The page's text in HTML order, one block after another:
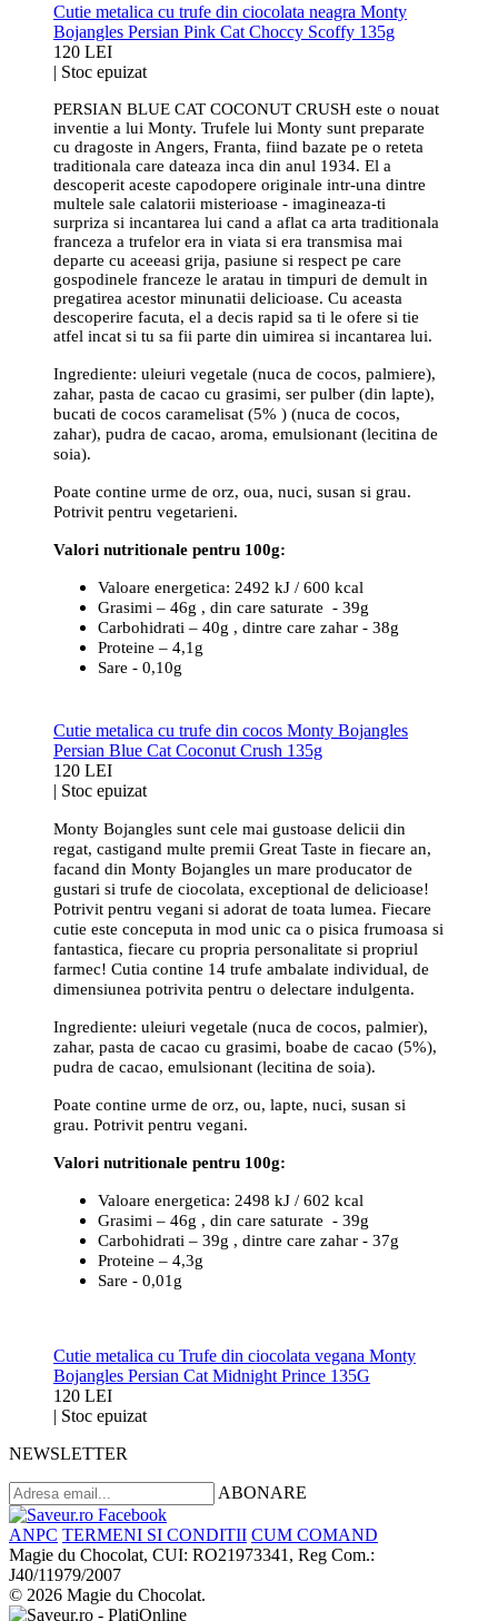
Cutie metalica cu trufe din ciocolata neagra Monty
Bojangles Persian Pink Cat Choccy Scoffy 135g
120 LEI
| Stoc epuizat
PERSIAN BLUE CAT COCONUT CRUSH este o nouat
inventie a lui Monty. Trufele lui Monty sunt preparate
cu dragoste in Angers, Franta, fiind bazate pe o reteta
traditionala care dateaza inca din anul 1934. El a
descoperit aceste capodopere originale intr-una dintre
multele sale calatorii misterioase - imagineaza-ti
surpriza si incantarea lui cand a aflat ca arta traditionala
franceza a trufelor era in viata si era transmisa mai
departe cu aceeasi grija, pasiune si respect pe care
gospodinele franceze le aratau in timpuri de demult in
pregatirea acestor minunatii delicioase. Cu aceasta
descoperire facuta, el a decis rapid sa ti le ofere si tie
atfel incat si tu sa fii parte din uimirea si incantarea lui.
Ingrediente: uleiuri vegetale (nuca de cocos, palmiere),
zahar, pasta de cacao cu grasimi, ser pulber (din lapte),
bucati de cocos caramelisat (5% ) (nuca de cocos,
zahar), pudra de cacao, aroma, emulsionant (lecitina de
soia).
Poate contine urme de orz, oua, nuci, susan si grau.
Potrivit pentru vegetarieni.
Valori nutritionale pentru 100g:
Valoare energetica: 2492 kJ / 600 kcal
Grasimi – 46g , din care saturate - 39g
Carbohidrati – 40g , dintre care zahar - 38g
Proteine – 4,1g
Sare - 0,10g
Cutie metalica cu trufe din cocos Monty Bojangles
Persian Blue Cat Coconut Crush 135g
120 LEI
| Stoc epuizat
Monty Bojangles sunt cele mai gustoase delicii din
regat, castigand multe premii Great Taste in fiecare an,
facand din Monty Bojangles un mare producator de
gustari si trufe de ciocolata, exceptional de delicioase!
Potrivit pentru vegani si adorat de toata lumea. Fiecare
cutie este conceputa in mod unic ca o pisica frumoasa si
fantastica, fiecare cu propria personalitate si propriul
farmec! Cutia contine 14 trufe ambalate individual, de
dimensiunea potrivita pentru o delectare indulgenta.
Ingrediente: uleiuri vegetale (nuca de cocos, palmier),
zahar, pasta de cacao cu grasimi, boabe de cacao (5%),
pudra de cacao, emulsionant (lecitina de soia).
Poate contine urme de orz, ou, lapte, nuci, susan si
grau. Potrivit pentru vegani.
Valori nutritionale pentru 100g:
Valoare energetica: 2498 kJ / 602 kcal
Grasimi – 46g , din care saturate - 39g
Carbohidrati – 39g , dintre care zahar - 37g
Proteine – 4,3g
Sare - 0,01g
Cutie metalica cu Trufe din ciocolata vegana Monty
Bojangles Persian Cat Midnight Prince 135G
120 LEI
| Stoc epuizat
NEWSLETTER
ABONARE
ANPC TERMENI SI CONDITII CUM COMAND
Magie du Chocolat, CUI: RO21973341, Reg Com.:
J40/11979/2007
© 2026 Magie du Chocolat.